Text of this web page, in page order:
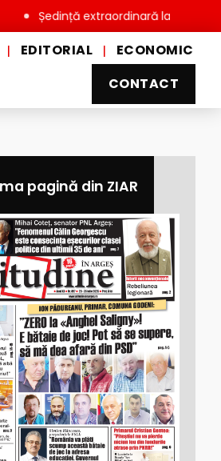
extraordinară la Consiliul Local
| EDITORIAL |
ECONOMIC
CONTACT
pagină din ZIAR